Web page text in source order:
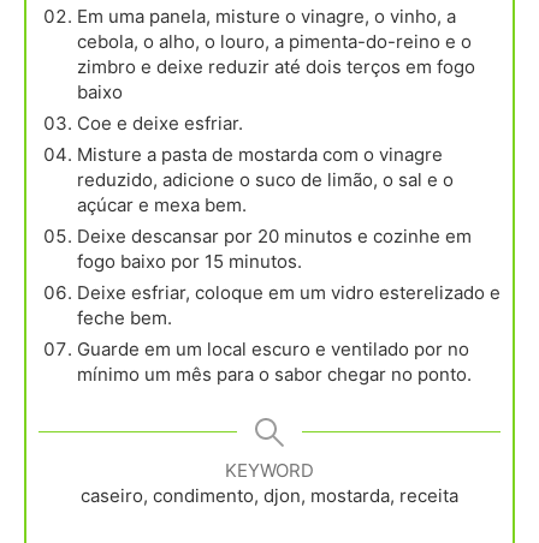
Em uma panela, misture o vinagre, o vinho, a
cebola, o alho, o louro, a pimenta-do-reino e o
zimbro e deixe reduzir até dois terços em fogo
baixo
Coe e deixe esfriar.
Misture a pasta de mostarda com o vinagre
reduzido, adicione o suco de limão, o sal e o
açúcar e mexa bem.
Deixe descansar por 20 minutos e cozinhe em
fogo baixo por 15 minutos.
Deixe esfriar, coloque em um vidro esterelizado e
feche bem.
Guarde em um local escuro e ventilado por no
mínimo um mês para o sabor chegar no ponto.
KEYWORD
caseiro, condimento, djon, mostarda, receita